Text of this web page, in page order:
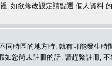
. 如欲修改設定請點選 個人資料
時區的地方時, 就有可能發生
您尚未註冊的話, 請趕緊註冊,